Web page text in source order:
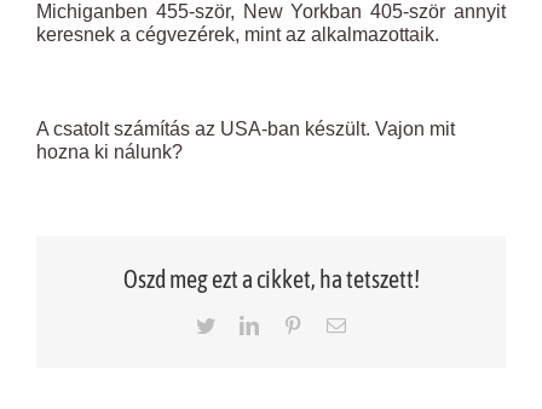
Michiganben 455-ször, New Yorkban 405-ször annyit
keresnek a cégvezérek, mint az alkalmazottaik.
A csatolt számítás az USA-ban készült. Vajon mit
hozna ki nálunk?
Oszd meg ezt a cikket, ha tetszett!
TwitterLinkedInPinterestEmail